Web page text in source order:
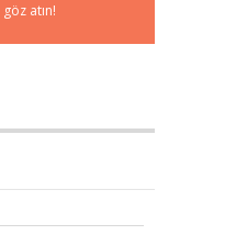
göz atın!